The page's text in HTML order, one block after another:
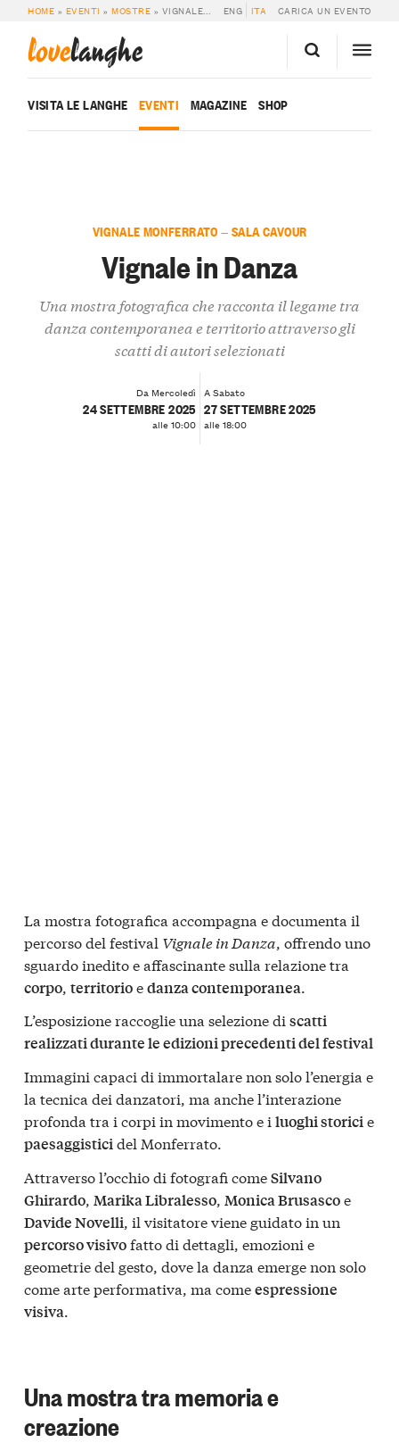
HOME » EVENTI »MOSTRE » VIGNALE IN DANZA ENG ITA CARICA UN EVENTO
lovelanghe
VISITA LE LANGHE EVENTI MAGAZINE SHOP
VIGNALE MONFERRATO — SALA CAVOUR
Vignale in Danza
Una mostra fotografica che racconta il legame tra
danza contemporanea e territorio attraverso gli
scatti di autori selezionati
Da Mercoledì
24 SETTEMBRE 2025
alle 10:00
A Sabato
27 SETTEMBRE 2025
alle 18:00
La mostra fotografica accompagna e documenta il
percorso del festival Vignale in Danza, offrendo uno
sguardo inedito e affascinante sulla relazione tra
corpo, territorioedanza contemporanea.
L’esposizione raccoglie una selezione di scatti
realizzati durante le edizioni precedenti del festival
Immagini capaci di immortalare non solo l’energia e
la tecnica dei danzatori, ma anche l’interazione
profonda tra i corpi in movimento e i luoghi storicie
paesaggisticidel Monferrato.
Attraverso l’occhio di fotografi comeSilvano
Ghirardo, Marika Libralesso, Monica Brusascoe
Davide Novelli, il visitatore viene guidato in un
percorso visivofatto di dettagli, emozioni e
geometrie del gesto, dove la danza emerge non solo
come arte performativa, ma comeespressione
visiva.
Una mostra tra memoria e
creazione